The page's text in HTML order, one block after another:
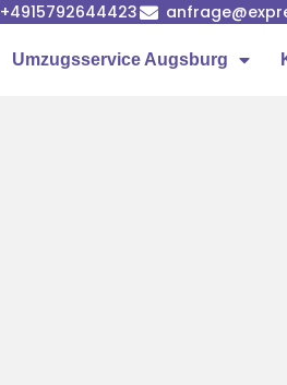
+4915792644423
Umzugsservice Augsburg